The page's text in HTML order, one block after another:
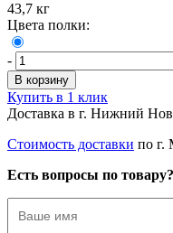
43,7 кг
Цвета полки:
-
В корзину
Купить в 1 клик
Доставка в г. Нижний
Стоимость доставки по г.
Есть вопросы по